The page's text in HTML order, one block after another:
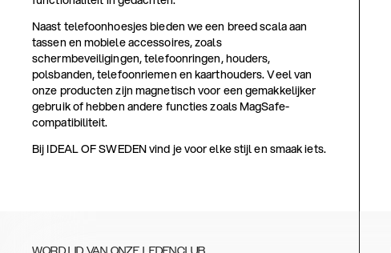
Naast telefoonhoesjes bieden we een breed scala aan
tassen en mobiele accessoires, zoals
schermbeveiligingen, telefoonringen, houders,
polsbanden, telefoonriemen en kaarthouders. Veel van
onze producten zijn magnetisch voor een gemakkelijker
gebruik of hebben andere functies zoals MagSafe-
compatibiliteit.
Bij IDEAL OF SWEDEN vind je voor elke stijl en smaak iets.